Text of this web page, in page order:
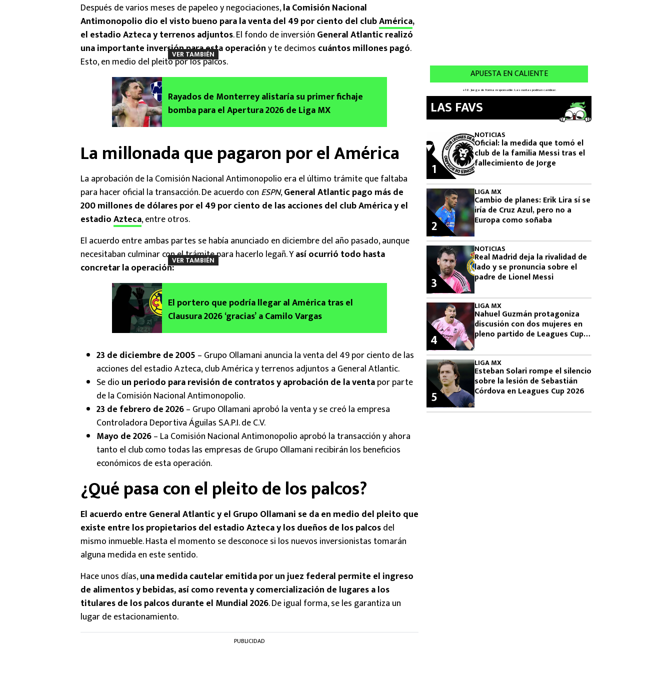
Después de varios meses de papeleo y negociaciones,la Comisión Nacional
Antimonopolio dio el visto bueno para la venta del 49 por ciento del clubAmérica,
el estadio Azteca y terrenos adjuntos. El fondo de inversión General Atlantic realizó
una importante inversión para esta operacióny te decimos cuántos millones pagó.
Esto, en medio del pleito por los palcos.
VER TAMBIÉN
Rayados de Monterrey alistaría su primer fichaje
bomba para el Apertura 2026 de Liga MX
La millonada que pagaron por el América
La aprobación de la Comisión Nacional Antimonopolio era el último trámite que faltaba
para hacer oficial la transacción. De acuerdo con ESPN,General Atlantic pago más de
200 millones de dólares por el 49 por ciento de las acciones del club América y el
estadioAzteca, entre otros.
El acuerdo entre ambas partes se había anunciado en diciembre del año pasado, aunque
necesitaban culminar con el trámite para hacerlo legañ. Yasí ocurrió todo hasta
concretar la operación:
VER TAMBIÉN
El portero que podría llegar al América tras el
Clausura 2026 ‘gracias’ a Camilo Vargas
23 de diciembre de 2005 – Grupo Ollamani anuncia la venta del 49 por ciento de las
acciones del estadio Azteca, club América y terrenos adjuntos a General Atlantic.
Se dio un periodo para revisión de contratos y aprobación de la ventapor parte
de la Comisión Nacional Antimonopolio.
23 de febrero de 2026– Grupo Ollamani aprobó la venta y se creó la empresa
Controladora Deportiva Águilas S.A.P.I. de C.V.
Mayo de 2026– La Comisión Nacional Antimonopolio aprobó la transacción y ahora
tanto el club como todas las empresas de Grupo Ollamani recibirán los beneficios
económicos de esta operación.
¿Qué pasa con el pleito de los palcos?
El acuerdo entre General Atlantic y el Grupo Ollamani se da en medio del pleito que
existe entre los propietarios del estadio Azteca y los dueños de los palcosdel
mismo inmueble. Hasta el momento se desconoce si los nuevos inversionistas tomarán
alguna medida en este sentido.
Hace unos días,una medida cautelar emitida por un juez federal permite el ingreso
de alimentos y bebidas, así como reventa y comercialización de lugares a los
titulares de los palcos durante el Mundial 2026. De igual forma, se les garantiza un
lugar de estacionamiento.
PUBLICIDAD
LAS FAVS
NOTICIAS
Oficial: la medida que tomó el
club de la familia Messi tras el
fallecimiento de Jorge
1
LIGA MX
Cambio de planes: Erik Lira sí se
iría de Cruz Azul, pero no a
Europa como soñaba
2
NOTICIAS
Real Madrid deja la rivalidad de
lado y se pronuncia sobre el
padre de Lionel Messi
3
LIGA MX
Nahuel Guzmán protagoniza
discusión con dos mujeres en
pleno partido de Leagues Cup
4
LIGA MX
Esteban Solari rompe el silencio
sobre la lesión de Sebastián
Córdova en Leagues Cup 2026
5